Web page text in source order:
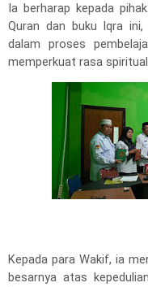
Ia berharap kepada
Quran dan buku Iqra ini,
dalam proses
memperkuat rasa
Kepada para Wakif, ia
besarnya atas